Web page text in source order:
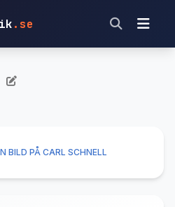
.se
BILD PÅ CARL SCHNELL